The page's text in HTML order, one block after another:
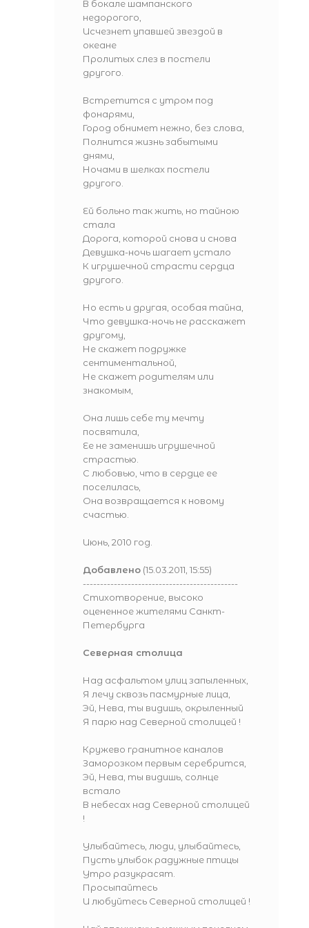
В бокале шампанского
недорогого,
Исчезнет упавшей звездой в
океане
Пролитых слез в постели
другого.
Встретится с утром под
фонарями,
Город обнимет нежно, без слова,
Полнится жизнь забытыми
днями,
Ночами в шелках постели
другого.
Ей больно так жить, но тайною
стала
Дорога, которой снова и снова
Девушка-ночь шагает устало
К игрушечной страсти сердца
другого.
Но есть и другая, особая тайна,
Что девушка-ночь не расскажет
другому,
Не скажет подружке
сентиментальной,
Не скажет родителям или
знакомым,
Она лишь себе ту мечту
посвятила,
Ее не заменишь игрушечной
страстью.
С любовью, что в сердце ее
поселилась,
Она возвращается к новому
счастью.
Июнь, 2010 год.
Добавлено (15.03.2011, 15:55)
---------------------------------------------
Стихотворение, высоко
оцененное жителями Санкт-
Петербурга
Северная столица
Над асфальтом улиц запыленных,
Я лечу сквозь пасмурные лица,
Эй, Нева, ты видишь, окрыленный
Я парю над Северной столицей !
Кружево гранитное каналов
Заморозком первым серебрится,
Эй, Нева, ты видишь, солнце
встало
В небесах над Северной столицей
!
Улыбайтесь, люди, улыбайтесь,
Пусть улыбок радужные птицы
Утро разукрасят.
Просыпайтесь
И любуйтесь Северной столицей !